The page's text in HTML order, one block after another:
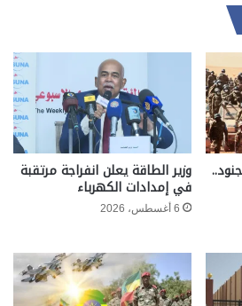
وزير الطاقة يعلن انفراجة مرتقبة
في إمدادات الكهرباء
6 أغسطس، 2026